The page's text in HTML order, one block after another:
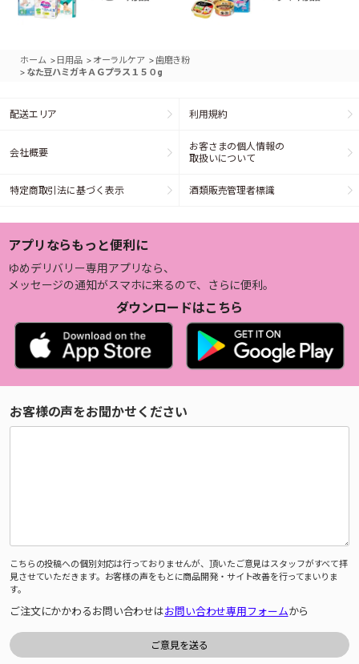
ホーム > 日用品 > オーラルケア >歯磨き粉
> なた豆ハミガキＡＧプラス１５０g
配送エリア 利用規約
会社概要
お客さまの個人情報の
取扱いについて
特定商取引法に基づく表示 酒類販売管理者標識
アプリならもっと便利に
ゆめデリバリー専用アプリなら、
メッセージの通知がスマホに来るので、さらに便利。
ダウンロードはこちら
お客様の声をお聞かせください
こちらの投稿への個別対応は行っておりませんが、頂いたご意見はスタッフがすべて拝
見させていただきます。お客様の声をもとに商品開発・サイト改善を行ってまいりま
す。
ご注文にかかわるお問い合わせはお問い合わせ専用フォームから